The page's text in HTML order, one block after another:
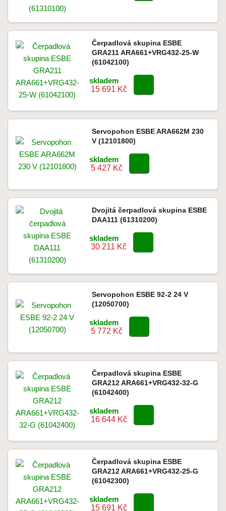
Čerpadlová skupina ESBE
GRA211 ARA661+VRG432-25-W
(61042100)
skladem
15 691 Kč
Servopohon ESBE ARA662M 230
V (12101800)
skladem
5 427 Kč
Dvojitá čerpadlová skupina ESBE
DAA111 (61310200)
skladem
30 211 Kč
Servopohon ESBE 92-2 24 V
(12050700)
skladem
5 772 Kč
Čerpadlová skupina ESBE
GRA212 ARA661+VRG432-32-G
(61042400)
skladem
16 644 Kč
Čerpadlová skupina ESBE
GRA212 ARA661+VRG432-25-G
(61042300)
skladem
15 691 Kč